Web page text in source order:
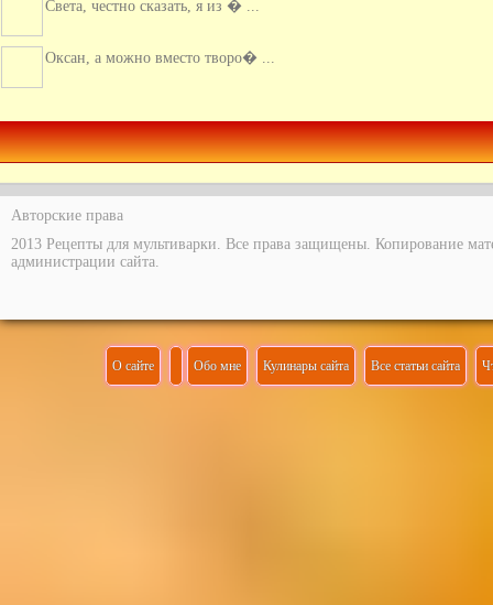
Света, честно сказать, я из � ...
Оксан, а можно вместо творо� ...
Авторские права
2013 Рецепты для мультиварки. Все права защищены. Копирование
администрации сайта.
О сайте Обо мне Кулинары сайта Все статьи сайта